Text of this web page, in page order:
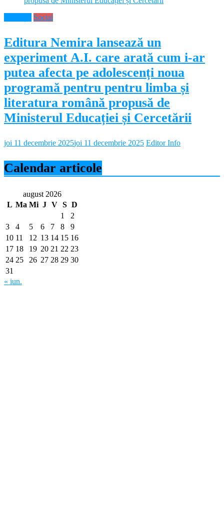
Social
Editura Nemira lansează un
experiment A.I. care arată cum i-ar
putea afecta pe adolescenți noua
programă pentru pentru limba și
literatura română propusă de
Ministerul Educației și Cercetării
joi 11 decembrie 2025joi 11 decembrie 2025 Editor Info
Calendar articole
august 2026
L Ma Mi J V S D
1
2
3
4 5 6 7 8
9
10 11 12 13 14 15 16
17 18 19 20 21 22 23
24 25 26 27 28 29 30
31
« iun.